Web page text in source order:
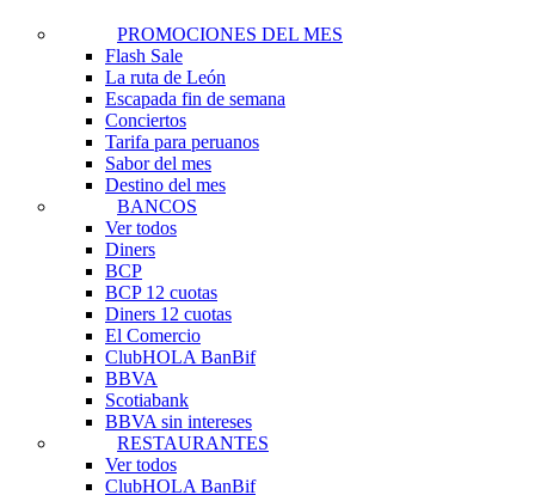
PROMOCIONES DEL MES
Flash Sale
La ruta de León
Escapada fin de semana
Conciertos
Tarifa para peruanos
Sabor del mes
Destino del mes
BANCOS
Ver todos
Diners
BCP
BCP 12 cuotas
Diners 12 cuotas
El Comercio
ClubHOLA BanBif
BBVA
Scotiabank
BBVA sin intereses
RESTAURANTES
Ver todos
ClubHOLA BanBif